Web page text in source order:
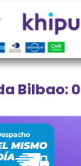
Bilbao: 0